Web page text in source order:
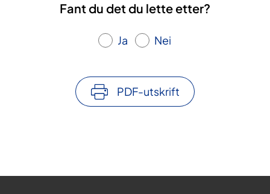
Fant du det du lette etter?
Ja Nei
PDF-utskrift